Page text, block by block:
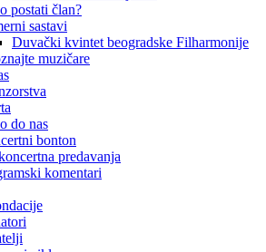
postati član?
sastavi
Duvački kvintet beogradske Filharmonije
muzičare
do nas
bonton
predavanja
komentari